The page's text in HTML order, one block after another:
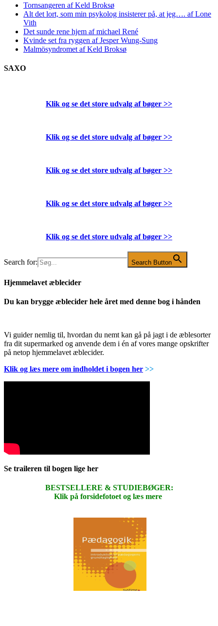
Tornsangeren af Keld Broksø
Alt det lort, som min psykolog insisterer på, at jeg…. af Lone
Vith
Det sunde rene hjem af michael René
Kvinde set fra ryggen af Jesper Wung-Sung
Malmösyndromet af Keld Broksø
SAXO
Klik og se det store udvalg af bøger >>
Klik og se det store udvalg af bøger >>
Klik og se det store udvalg af bøger >>
Klik og se det store udvalg af bøger >>
Klik og se det store udvalg af bøger >>
Search for: Search Button
Hjemmelavet æblecider
Du kan brygge æblecider hele året med denne bog i hånden
Vi guider nemlig til, hvordan du nemt kan gå på jagt i de æblesorter
fra dit supermarked og anvende dem i én af vores mange opskrifter
på netop hjemmelavet æblecider.
Klik og læs mere om indholdet i bogen her >>
Se traileren til bogen lige her
BESTSELLERE & STUDIEBØGER:
Klik på forsidefotoet og læs mere